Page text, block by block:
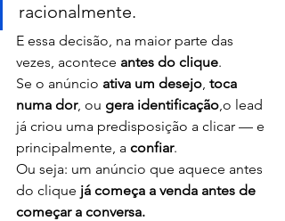
racionalmente.
E essa decisão, na maior parte das
vezes, acontece antes do clique.
Se o anúncio ativa um desejo, toca
numa dor, ou gera identificação,o lead
já criou uma predisposição a clicar — e
principalmente, a confiar.
Ou seja: um anúncio que aquece antes
do clique já começa a venda antes de
começar a conversa.